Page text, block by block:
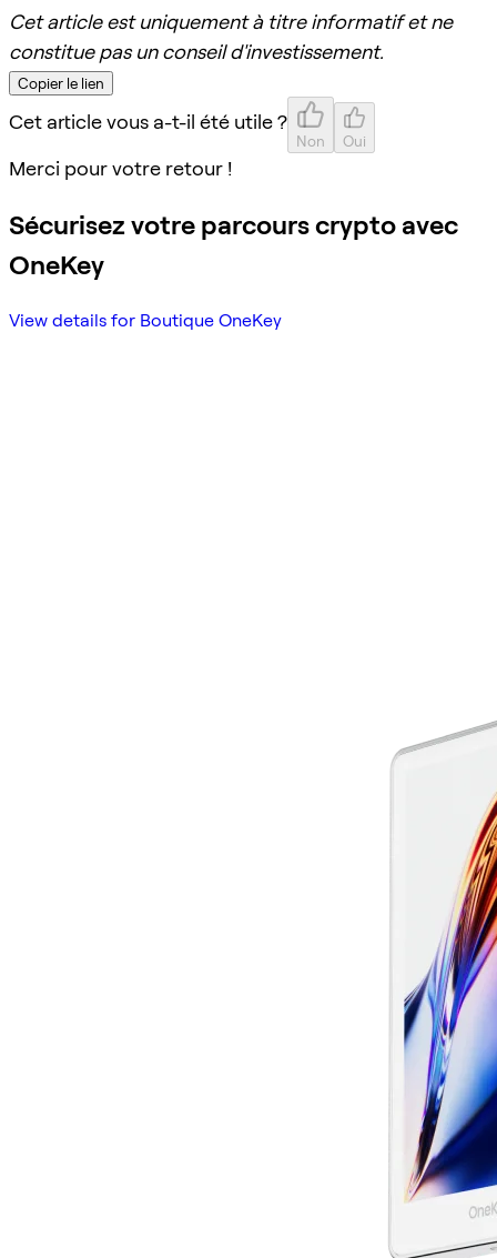
Cet article est uniquement à titre informatif et ne
constitue pas un conseil d'investissement.
Copier le lien
Cet article vous a-t-il été utile ?
Non Oui
Merci pour votre retour !
Sécurisez votre parcours crypto avec
OneKey
View details for Boutique OneKey